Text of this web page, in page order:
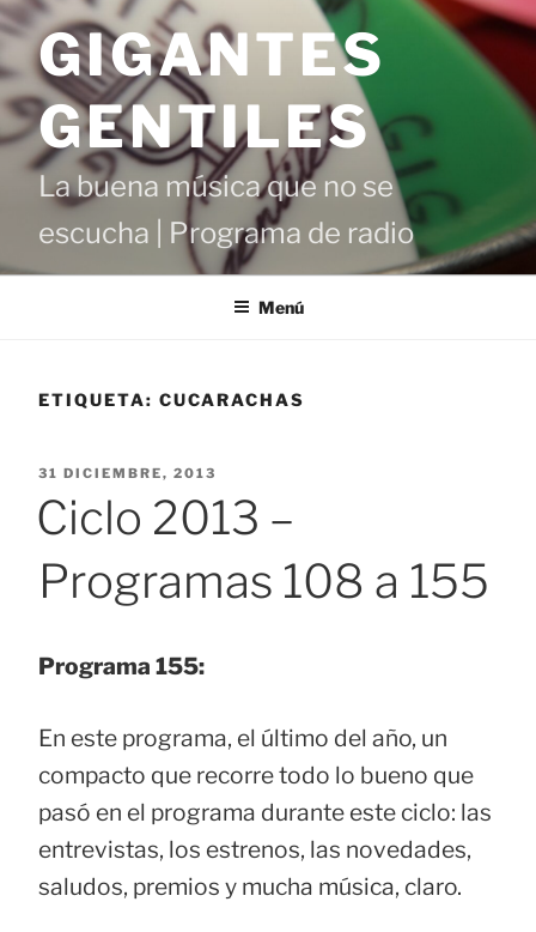
Saltar
contenido
GIGANTES
GENTILES
La buena música que no se
escucha | Programa de radio
Menú
ETIQUETA: CUCARACHAS
PUBLICADO
31 DICIEMBRE, 2013
Ciclo 2013 –
Programas 108 a 155
Programa 155:
En este programa, el último del año, un
compacto que recorre todo lo bueno que
pasó en el programa durante este ciclo: las
entrevistas, los estrenos, las novedades,
saludos, premios y mucha música, claro.